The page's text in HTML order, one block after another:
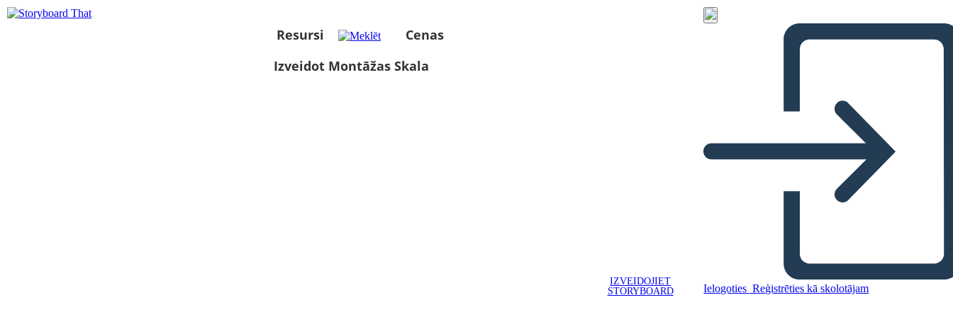
Resursi
Cenas
Izveidot Montāžas Skala
IZVEIDOJIET
STORYBOARD
Ielogoties Reģistrēties kā skolotājam